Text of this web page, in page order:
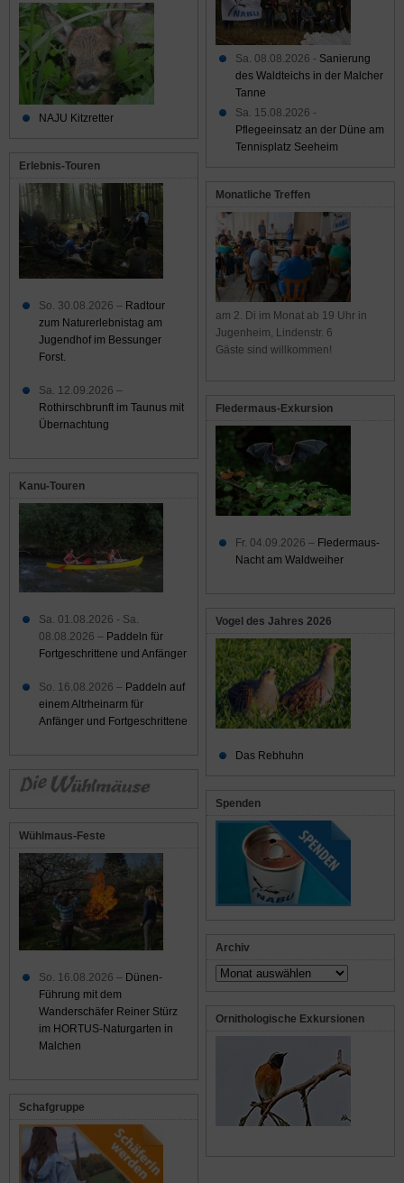
Sa. 08.08.2026 - Sanierung
des Waldteichs in der Malcher
Tanne
Sa. 15.08.2026 -
Pflegeeinsatz an der Düne am
Tennisplatz Seeheim
Monatliche Treffen
am 2. Di im Monat ab 19 Uhr in
Jugenheim, Lindenstr. 6
Gäste sind willkommen!
Fledermaus-Exkursion
Fr. 04.09.2026 – Fledermaus-
Nacht am Waldweiher
Vogel des Jahres 2026
Das Rebhuhn
Spenden
Archiv
Archiv
Ornithologische Exkursionen
NAJU Kitzretter
Erlebnis-Touren
So. 30.08.2026 – Radtour
zum Naturerlebnistag am
Jugendhof im Bessunger
Forst.
Sa. 12.09.2026 –
Rothirschbrunft im Taunus mit
Übernachtung
Kanu-Touren
Sa. 01.08.2026 - Sa.
08.08.2026 – Paddeln für
Fortgeschrittene und Anfänger
So. 16.08.2026 – Paddeln auf
einem Altrheinarm für
Anfänger und Fortgeschrittene
Wühlmaus-Feste
So. 16.08.2026 – Dünen-
Führung mit dem
Wanderschäfer Reiner Stürz
im HORTUS-Naturgarten in
Malchen
Schafgruppe